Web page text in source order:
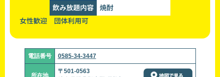
飲み放題内容 焼酎
女性歓迎 団体利用可
電話番号 0585-34-3447
〒501-0563